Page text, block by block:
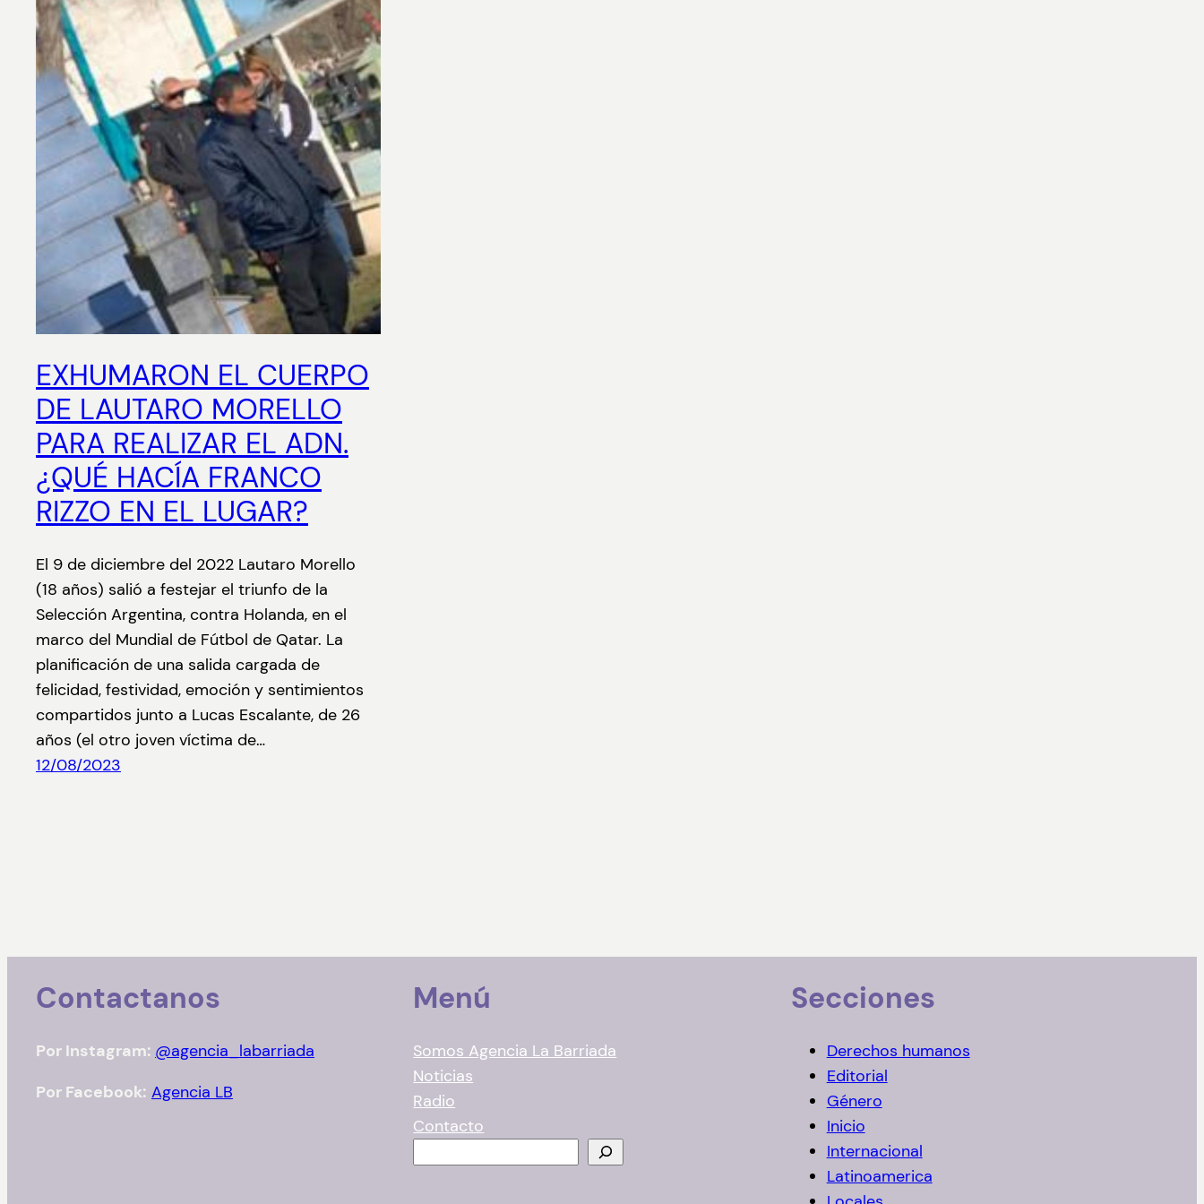
EXHUMARON EL CUERPO
DE LAUTARO MORELLO
PARA REALIZAR EL ADN.
¿QUÉ HACÍA FRANCO
RIZZO EN EL LUGAR?
El 9 de diciembre del 2022 Lautaro Morello
(18 años) salió a festejar el triunfo de la
Selección Argentina, contra Holanda, en el
marco del Mundial de Fútbol de Qatar. La
planificación de una salida cargada de
felicidad, festividad, emoción y sentimientos
compartidos junto a Lucas Escalante, de 26
años (el otro joven víctima de…
12/08/2023
Contactanos
Por Instagram: @agencia_labarriada
Por Facebook: Agencia LB
Menú
Somos Agencia La Barriada
Noticias
Radio
Contacto
Secciones
Derechos humanos
Editorial
Género
Inicio
Internacional
Latinoamerica